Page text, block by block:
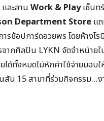
ละลาน Work & Playเซ็นท
Department Storeแ
รช้อปการ์ดอวยพร โดยห้าง
ากศิลปิน LYKN จัดจำหน่าย
ได้ทั้งหมดไม่หักค่าใช้จ่ายมอ
สัน 15 สาขาที่ร่วมกิจกรรม…